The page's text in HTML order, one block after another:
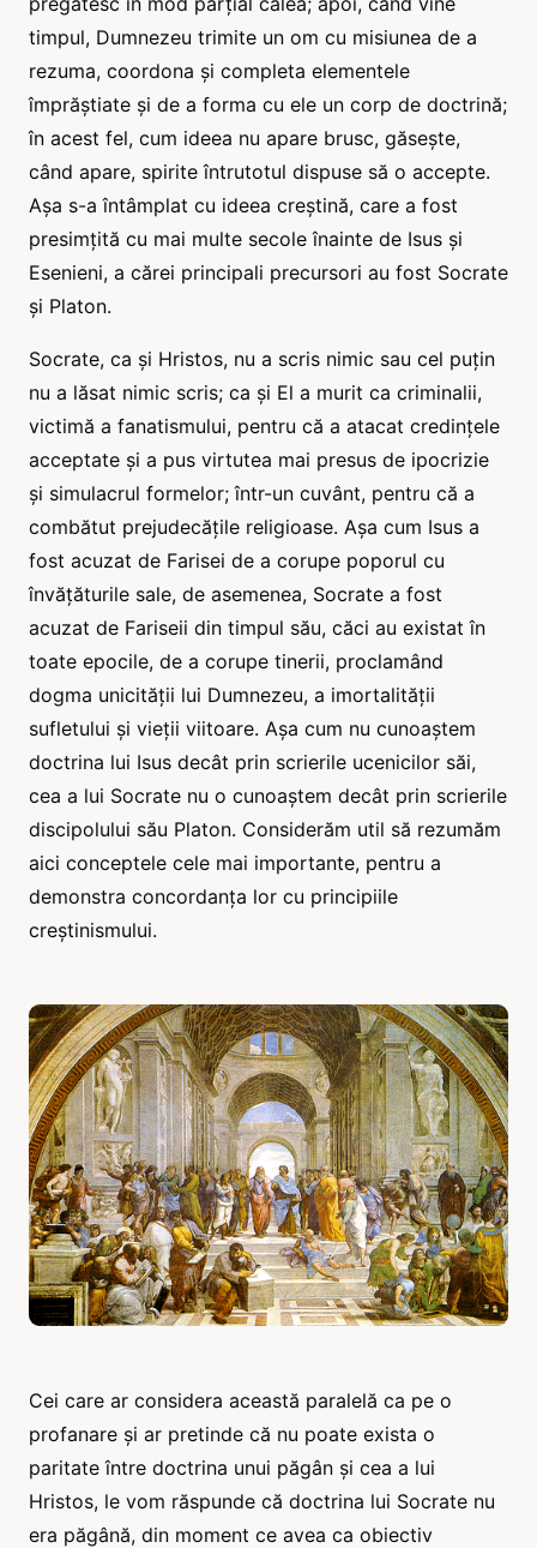
timpul, Dumnezeu trimite un om cu misiunea de a
rezuma, coordona și completa elementele
împrăștiate și de a forma cu ele un corp de doctrină;
în acest fel, cum ideea nu apare brusc, găsește,
când apare, spirite întrutotul dispuse să o accepte.
Așa s-a întâmplat cu ideea creștină, care a fost
presimțită cu mai multe secole înainte de Isus și
Esenieni, a cărei principali precursori au fost Socrate
și Platon.
Socrate, ca și Hristos, nu a scris nimic sau cel puțin
nu a lăsat nimic scris; ca și El a murit ca criminalii,
victimă a fanatismului, pentru că a atacat credințele
acceptate și a pus virtutea mai presus de ipocrizie
și simulacrul formelor; într-un cuvânt, pentru că a
combătut prejudecățile religioase. Așa cum Isus a
fost acuzat de Farisei de a corupe poporul cu
învățăturile sale, de asemenea, Socrate a fost
acuzat de Fariseii din timpul său, căci au existat în
toate epocile, de a corupe tinerii, proclamând
dogma unicității lui Dumnezeu, a imortalității
sufletului și vieții viitoare. Așa cum nu cunoaștem
doctrina lui Isus decât prin scrierile ucenicilor săi,
cea a lui Socrate nu o cunoaștem decât prin scrierile
discipolului său Platon. Considerăm util să rezumăm
aici conceptele cele mai importante, pentru a
demonstra concordanța lor cu principiile
creștinismului.
Cei care ar considera această paralelă ca pe o
profanare și ar pretinde că nu poate exista o
paritate între doctrina unui păgân și cea a lui
Hristos, le vom răspunde că doctrina lui Socrate nu
era păgână, din moment ce avea ca obiectiv